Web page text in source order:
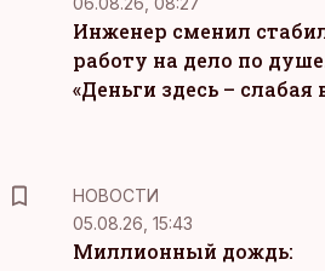
Инженер сменил
работу на дело по
«Деньги здесь – слабая
НОВОСТИ
05.08.26, 15:43
Миллионный дождь: